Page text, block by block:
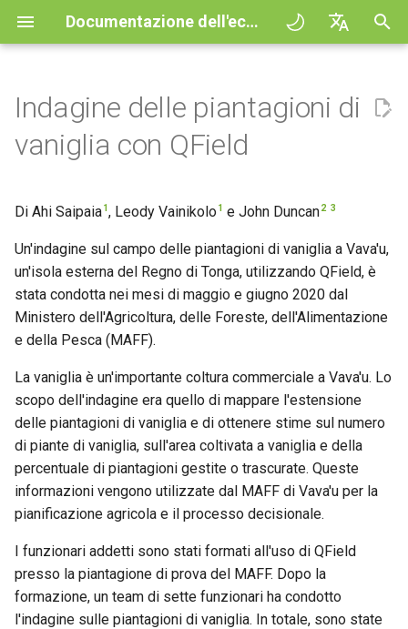
Documentazione dell'ecosistema QField
Deutsch
Español
简体中文
Finnish
z
l
i
z
l
a
r
i
e
r
Principles QFieldCloud
Progetti d'esempio
Need help?
Support the QField project
Translation contribution
Licenza
FAQ
General QField general settings
Create new project in
Archivio
Data Source and project
PostgreSQL databases
Attachment widget
QField Interface
Interazione con la mappa
Barra di ricerca
Stile della mappa
Temi Mappa
Segnalibri
Data Collection
Digitize and edit
Processing algorithms
Navigation and Positioning
All about GPS, GNSS and
NTRIP
Tracciamento
Routing externo
Advanced How To's
COGO Framework -
Coordinate geometry
Set di dati indipendenti
Sensori
Autenticazione
Filtri temporali
Variables
Valori di default in tempo
reale
Shared datasets
Plugins
QFieldCloud Procedura
Autenticazione
Permessi
Lavori
Architecture overview
Specifiche tecniche
System documentation
SDK e CLI ufficiali di
QFieldCloud
QFieldCloud Django
administration
Plugins
formati dati supportati
EXIF data
Expression variables
Risoluzione dei problemi
Riconoscimenti
Indagine delle piantagioni di
vaniglia con QField
Di Ahi Saipaia1, Leody Vainikolo1 e John Duncan2 3
Un'indagine sul campo delle piantagioni di vaniglia a Vava'u,
un'isola esterna del Regno di Tonga, utilizzando QField, è
stata condotta nei mesi di maggio e giugno 2020 dal
Ministero dell'Agricoltura, delle Foreste, dell'Alimentazione
e della Pesca (MAFF).
La vaniglia è un'importante coltura commerciale a Vava'u. Lo
scopo dell'indagine era quello di mappare l'estensione
delle piantagioni di vaniglia e di ottenere stime sul numero
di piante di vaniglia, sull'area coltivata a vaniglia e della
percentuale di piantagioni gestite o trascurate. Queste
informazioni vengono utilizzate dal MAFF di Vava'u per la
pianificazione agricola e il processo decisionale.
I funzionari addetti sono stati formati all'uso di QField
presso la piantagione di prova del MAFF. Dopo la
formazione, un team di sette funzionari ha condotto
l'indagine sulle piantagioni di vaniglia. In totale, sono state